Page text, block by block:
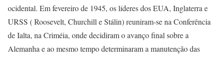
ocidental. Em fevereiro de 1945, os líderes dos EUA, Inglaterra e
URSS ( Roosevelt, Churchill e Stálin) reuniram-se na Conferência
de Ialta, na Criméia, onde decidiram o avanço final sobre a
Alemanha e ao mesmo tempo determinaram a manutenção das